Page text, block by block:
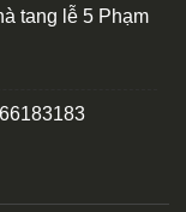
tang lễ 5 Phạm